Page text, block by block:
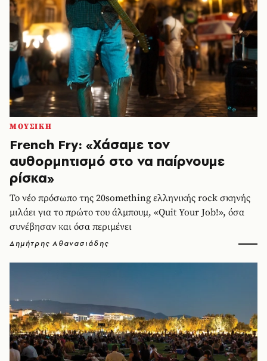
ΜΟΥΣΙΚΗ
French Fry: «Χάσαμε τον
αυθορμητισμό στο να παίρνουμε
ρίσκα»
Το νέο πρόσωπο της 20something ελληνικής rock σκηνής
μιλάει για το πρώτο του άλμπουμ, «Quit Your Job!», όσα
συνέβησαν και όσα περιμένει
Δημήτρης Αθανασιάδης